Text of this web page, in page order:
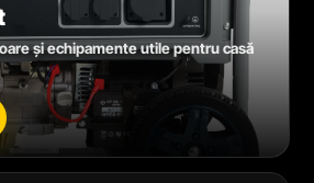
și echipamente utile pentru casă